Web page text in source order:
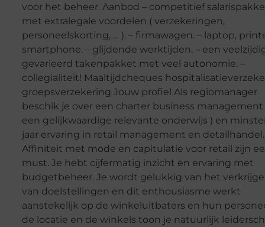
voor het beheer. Aanbod – competitief
met extralegale voordelen ( verzekeringen,
personeelskorting, … ). – firmawagen. – laptop,
smartphone. – glijdende werktijden. – een
gevarieerd takenpakket met veel autonomie. –
collegialiteit! Maaltijdcheques
groepsverzekering Jouw profiel Als regiomanager
beschik je over een charter business management
een gelijkwaardige relevante onderwijs ) en
jaar ervaring in retail management en detailhandel.
Affiniteit met mode en capitulatie voor retail zijn
must. Je hebt cijfermatig inzicht en ervaring met
budgetbeheer. Je wordt gelukkig van het
van doelstellingen en dit enthousiasme werkt
aanstekelijk op de winkeluitbaters en hun
de locatie en de winkels toon je natuurlijk